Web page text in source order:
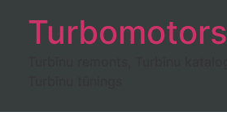
Turbomotors